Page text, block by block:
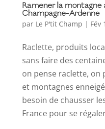
Ramener la montagne
Champagne-Ardenne
par Le P'tit Champ | Fév
Raclette, produits
sans faire des
on pense raclette, on
et montagnes
besoin de chausser
France pour se